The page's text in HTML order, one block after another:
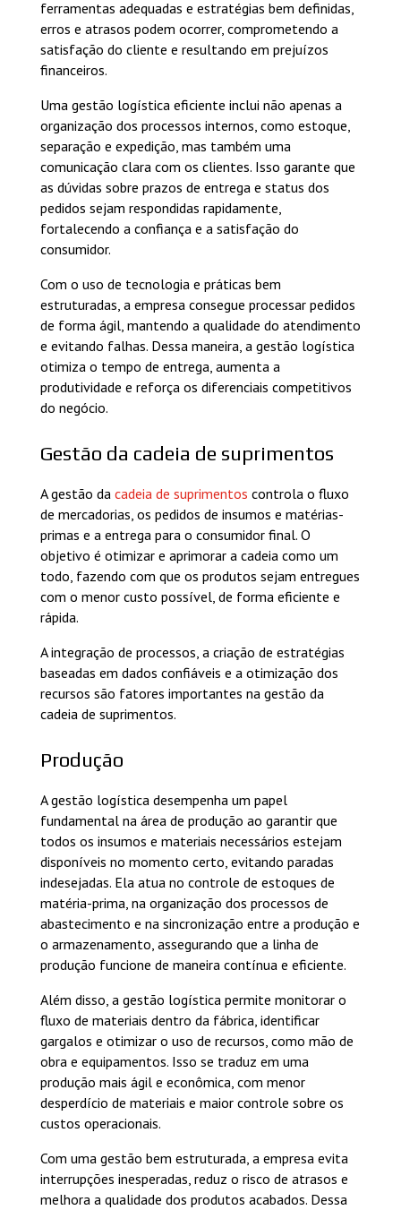
ferramentas adequadas e estratégias bem definidas,
erros e atrasos podem ocorrer, comprometendo a
satisfação do cliente e resultando em prejuízos
financeiros.
Uma gestão logística eficiente inclui não apenas a
organização dos processos internos, como estoque,
separação e expedição, mas também uma
comunicação clara com os clientes. Isso garante que
as dúvidas sobre prazos de entrega e status dos
pedidos sejam respondidas rapidamente,
fortalecendo a confiança e a satisfação do
consumidor.
Com o uso de tecnologia e práticas bem
estruturadas, a empresa consegue processar pedidos
de forma ágil, mantendo a qualidade do atendimento
e evitando falhas. Dessa maneira, a gestão logística
otimiza o tempo de entrega, aumenta a
produtividade e reforça os diferenciais competitivos
do negócio.
Gestão da cadeia de suprimentos
A gestão da cadeia de suprimentos controla o fluxo
de mercadorias, os pedidos de insumos e matérias-
primas e a entrega para o consumidor final. O
objetivo é otimizar e aprimorar a cadeia como um
todo, fazendo com que os produtos sejam entregues
com o menor custo possível, de forma eficiente e
rápida.
A integração de processos, a criação de estratégias
baseadas em dados confiáveis e a otimização dos
recursos são fatores importantes na gestão da
cadeia de suprimentos.
Produção
A gestão logística desempenha um papel
fundamental na área de produção ao garantir que
todos os insumos e materiais necessários estejam
disponíveis no momento certo, evitando paradas
indesejadas. Ela atua no controle de estoques de
matéria-prima, na organização dos processos de
abastecimento e na sincronização entre a produção e
o armazenamento, assegurando que a linha de
produção funcione de maneira contínua e eficiente.
Além disso, a gestão logística permite monitorar o
fluxo de materiais dentro da fábrica, identificar
gargalos e otimizar o uso de recursos, como mão de
obra e equipamentos. Isso se traduz em uma
produção mais ágil e econômica, com menor
desperdício de materiais e maior controle sobre os
custos operacionais.
Com uma gestão bem estruturada, a empresa evita
interrupções inesperadas, reduz o risco de atrasos e
melhora a qualidade dos produtos acabados. Dessa